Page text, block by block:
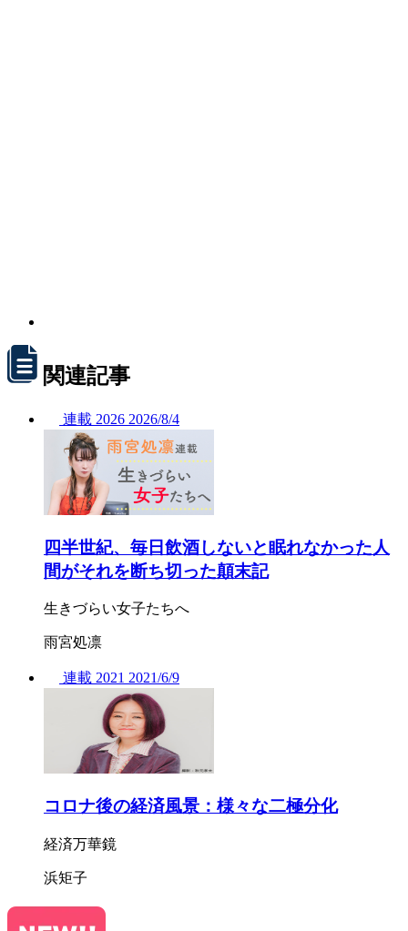
関連記事
連載 2026 2026/8/4
四半世紀、毎日飲酒しないと眠れなかった人
間がそれを断ち切った顛末記
生きづらい女子たちへ
雨宮処凛
連載 2021 2021/6/9
コロナ後の経済風景：様々な二極分化
経済万華鏡
浜矩子